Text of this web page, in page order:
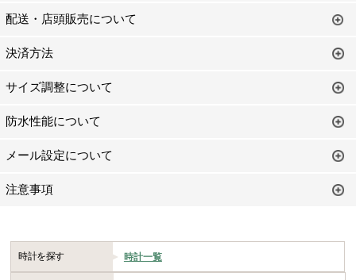
配送・店頭販売について
決済方法
サイズ調整について
防水性能について
メール設定について
注意事項
時計を探す 時計一覧